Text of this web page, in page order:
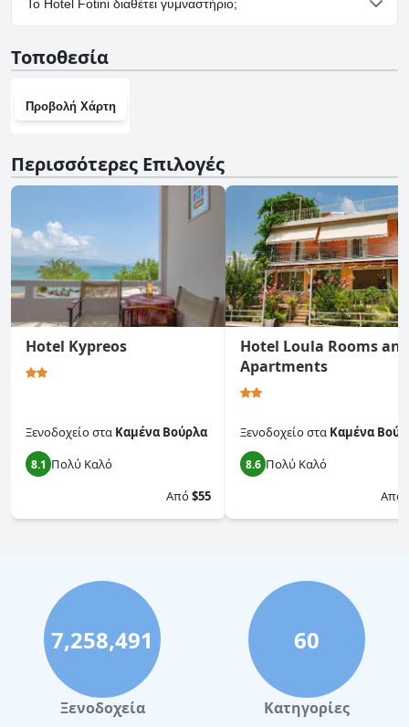
Το Hotel Fotini διαθέτει γυμναστήριο;
Τοποθεσία
Προβολή Χάρτη
Περισσότερες Επιλογές
Hotel Kypreos
Ξενοδοχείοστα Καμένα Βούρλα
8.1 Πολύ Καλό
Από$55
Hotel Loula Rooms and
Apartments
Ξενοδοχείοστα Καμένα
8.6 Πολύ Καλό
Από
7,258,491
Ξενοδοχεία
60
Κατηγορίες